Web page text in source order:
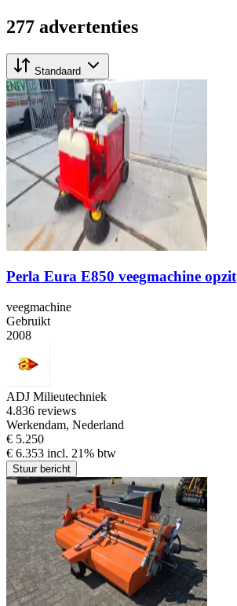
277 advertenties
Standaard
Perla Eura E850 veegmachine opzit
veegmachine
Gebruikt
2008
ADJ Milieutechniek
4.836 reviews
Werkendam, Nederland
€ 5.250
€ 6.353 incl. 21% btw
Stuur bericht